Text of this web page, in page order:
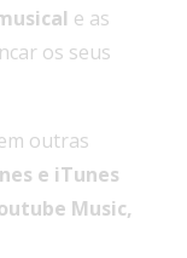
e as
os seus
outras
e iTunes
Music,